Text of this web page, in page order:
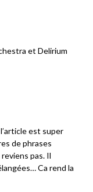
et Delirium
est super
de phrases
pas. Il
Ca rend la